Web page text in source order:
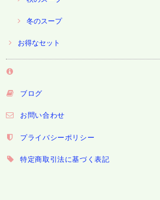
冬のスープ
お得なセット
ブログ
お問い合わせ
プライバシーポリシー
特定商取引法に基づく表記